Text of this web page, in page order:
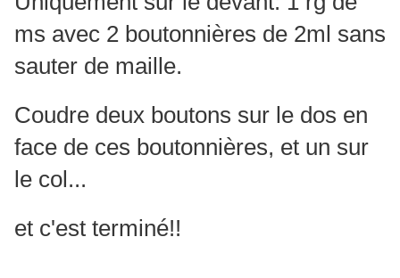
ms avec 2 boutonnières de 2ml sans
sauter de maille.
Coudre deux boutons sur le dos en
face de ces boutonnières, et un sur
le col...
et c'est terminé!!